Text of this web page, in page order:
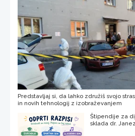
Predstavljaj si, da lahko združiš svojo
in novih tehnologij z izobraževanjem
Štipendije za
sklada dr.